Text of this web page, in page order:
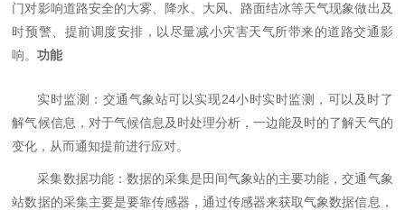
门对影响道路安全的大雾、降水、大风、路面结冰等天气现象做出及
时预警、提前调度安排，以尽量减小灾害天气所带来的道路交通影
响。功能
实时监测：交通气象站可以实现24小时实时监测，可以及时了
解气候信息，对于气候信息及时处理分析，一边能及时的了解天气的
变化，从而通知提前进行应对。
采集数据功能：数据的采集是田间气象站的主要功能，交通气象
站数据的采集主要是要靠传感器，通过传感器来获取气象数据信息，